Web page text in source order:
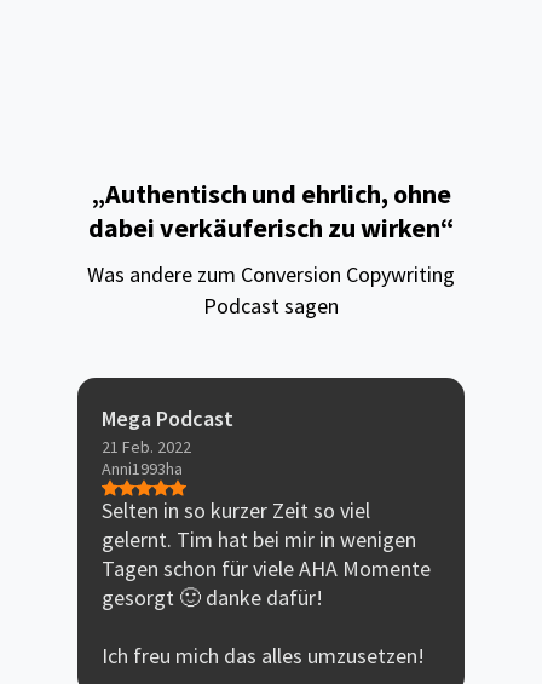
„Authentisch und ehrlich, ohne
dabei verkäuferisch zu wirken“
Was andere zum Conversion Copywriting
Podcast sagen
Mega Podcast
21 Feb. 2022
Anni1993ha
Selten in so kurzer Zeit so viel
gelernt. Tim hat bei mir in wenigen
Tagen schon für viele AHA Momente
gesorgt 🙂 danke dafür!
Ich freu mich das alles umzusetzen!